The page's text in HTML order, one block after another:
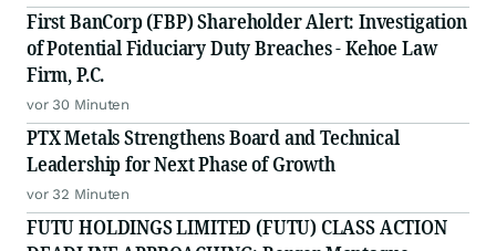
First BanCorp (FBP) Shareholder Alert: Investigation
of Potential Fiduciary Duty Breaches - Kehoe Law
Firm, P.C.
vor 30 Minuten
PTX Metals Strengthens Board and Technical
Leadership for Next Phase of Growth
vor 32 Minuten
FUTU HOLDINGS LIMITED (FUTU) CLASS ACTION